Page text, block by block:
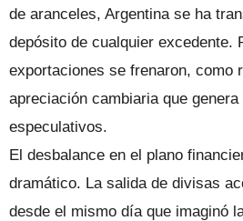
de aranceles, Argentina se ha
depósito de cualquier excedente.
exportaciones se frenaron, como
apreciación cambiaria que
especulativos.
El desbalance en el plano
dramático. La salida de divisas
desde el mismo día que imaginó